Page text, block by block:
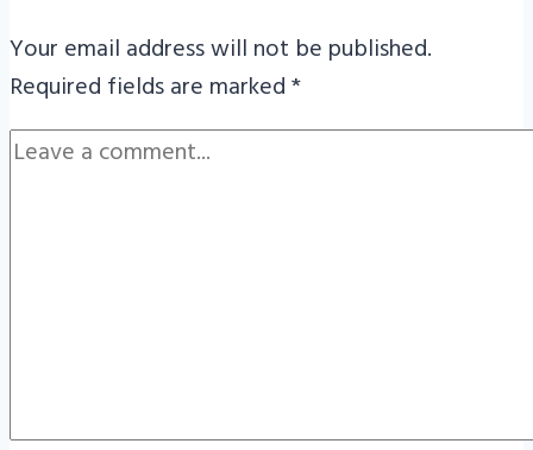
Your email address will not be published.
Required fields are marked*